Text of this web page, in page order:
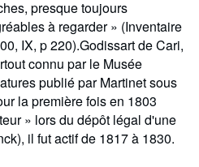
presque toujours
à regarder » (Inventaire
IX, p 220).Godissart de Cari,
connu par le Musée
publié par Martinet sous
la première fois en 1803
» lors du dépôt légal d'une
il fut actif de 1817 à 1830.